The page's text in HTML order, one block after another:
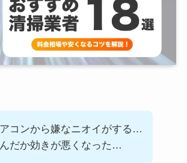
コンから嫌なニオイがする…
だか効きが悪くなった…